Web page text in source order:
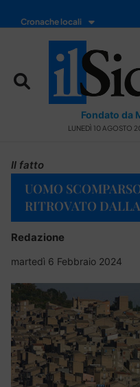
Cronache locali
Fondato da
LUNEDÌ 10 AGOSTO
Il fatto
UOMO
RITROVATO
Redazione
martedì 6 Febbraio 2024